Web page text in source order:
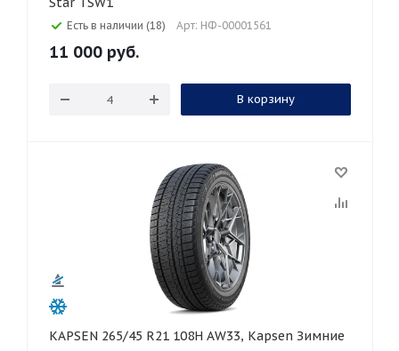
Есть в наличии (18) Арт: НФ-00001561
11 000 руб.
В корзину
KAPSEN 265/45 R21 108H AW33, Kapsen Зимние